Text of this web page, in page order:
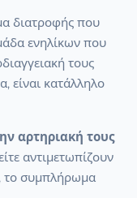
διατροφής που
ενηλίκων που
τους
είναι κατάλληλο
αρτηριακή τους
αντιμετωπίζουν
το συμπλήρωμα